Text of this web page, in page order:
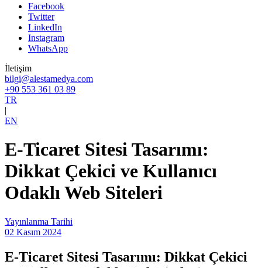
Facebook
Twitter
LinkedIn
Instagram
WhatsApp
İletişim
bilgi@alestamedya.com
+90 553 361 03 89
TR
|
EN
E-Ticaret Sitesi Tasarımı:
Dikkat Çekici ve Kullanıcı
Odaklı Web Siteleri
Yayınlanma Tarihi
02 Kasım 2024
E-Ticaret Sitesi Tasarımı: Dikkat Çekici